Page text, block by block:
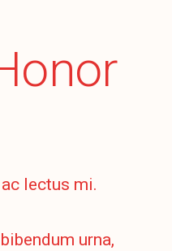
lectus mi.
urna,